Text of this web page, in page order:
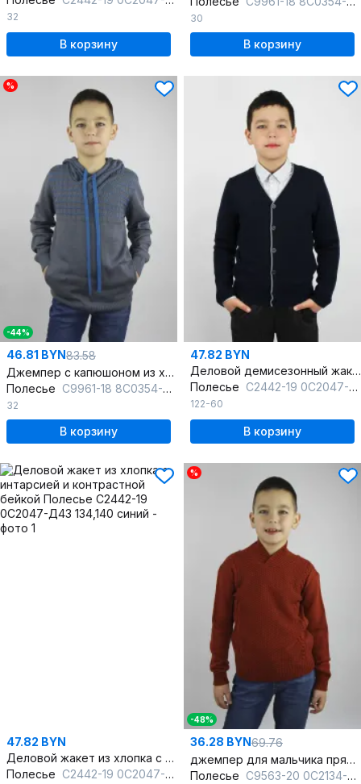
32
В корзину
30
В корзину
%
-44%
46.81 BYN83.58
Джемпер с капюшоном из хлопка для повседневного образа
Полесье С9961-18 8С0354-Д43 122,128 дипломат
32
В корзину
47.82 BYN
Деловой демисезонный жакет из хлопка с интарсией и контрастной бейкой
Полесье С2442-19 0С2047-Д43 122 т.синий
122-60
В корзину
47.82 BYN
Деловой жакет из хлопка с интарсией и контрастной бейкой
Полесье С2442-19 0С2047-Д43 134,140 синий
%
-48%
36.28 BYN69.76
джемпер для мальчика прямого силуэта из шерсти с воротником
Полесье С9563-20 0С2134-Д43 122,128 авантюрин